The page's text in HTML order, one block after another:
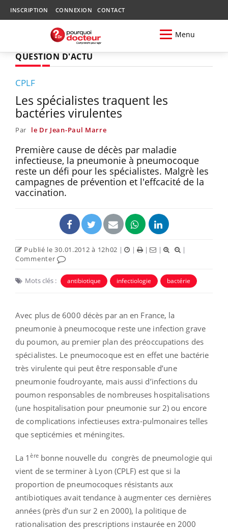
INSCRIPTION CONNEXION CONTACT
Menu
QUESTION D'ACTU
CPLF
Les spécialistes traquent les
bactéries virulentes
Par le Dr Jean-Paul Marre
Première cause de décès par maladie
infectieuse, la pneumonie à pneumocoque
reste un défi pour les spécialistes. Malgrè les
campagnes de prévention et l'effcacité de la
vaccination.
Publié le 30.01.2012 à 12h02 | | | |
|
Commenter
Mots clés : antibiotique infectiologie bactérie
Avec plus de 6000 décès par an en France, la
pneumonie à pneumocoque reste une infection grave
du poumon, au premier plan des préoccupations des
spécialistes. Le pneumocoque est en effet une bactérie
très virulente qui peut être responsable d’une
pneumonie foudroyante, mais aussi d’infections du
poumon responsables de nombreuses hospitalisations
(une hospitalisation pour pneumonie sur 2) ou encore
de complications infectieuses extra-pulmonaires telles
que septicémies et méningites.
La 1èrebonne nouvelle du congrès de pneumologie qui
vient de se terminer à Lyon (CPLF) est que si la
proportion de pneumocoques résistants aux
antibiotiques avait tendance à augmenter ces dernières
années (près d’un sur 2 en 2000), la politique de
rationalisation des prescriptions instaurée en 2000